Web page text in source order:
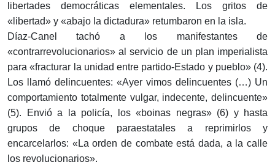
libertades democráticas elementales. Los gritos de
«libertad» y «abajo la dictadura» retumbaron en la isla.
Díaz-Canel tachó a los manifestantes de
«contrarrevolucionarios» al servicio de un plan imperialista
para «fracturar la unidad entre partido-Estado y pueblo» (4).
Los llamó delincuentes: «Ayer vimos delincuentes (…) Un
comportamiento totalmente vulgar, indecente, delincuente»
(5). Envió a la policía, los «boinas negras» (6) y hasta
grupos de choque paraestatales a reprimirlos y
encarcelarlos: «La orden de combate está dada, a la calle
los revolucionarios».